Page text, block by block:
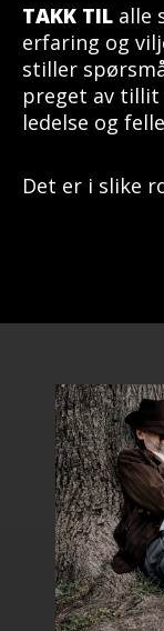
TAKK TIL alle
erfaring og
stiller
preget av tillit
ledelse og
Det er i slike